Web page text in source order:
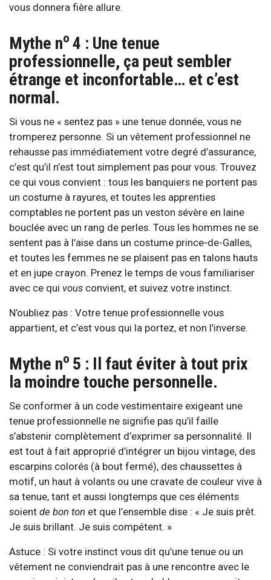
vous donnera fière allure.
Mythe no 4 : Une tenue
professionnelle, ça peut sembler
étrange et inconfortable… et c’est
normal.
Si vous ne « sentez pas » une tenue donnée, vous ne
tromperez personne. Si un vêtement professionnel ne
rehausse pas immédiatement votre degré d’assurance,
c’est qu’il n’est tout simplement pas pour vous. Trouvez
ce qui vous convient : tous les banquiers ne portent pas
un costume à rayures, et toutes les apprenties
comptables ne portent pas un veston sévère en laine
bouclée avec un rang de perles. Tous les hommes ne se
sentent pas à l’aise dans un costume prince‑de-Galles,
et toutes les femmes ne se plaisent pas en talons hauts
et en jupe crayon. Prenez le temps de vous familiariser
avec ce qui vous convient, et suivez votre instinct.
N’oubliez pas : Votre tenue professionnelle vous
appartient, et c’est vous qui la portez, et non l’inverse.
Mythe no 5 : Il faut éviter à tout prix
la moindre touche personnelle.
Se conformer à un code vestimentaire exigeant une
tenue professionnelle ne signifie pas qu’il faille
s’abstenir complètement d’exprimer sa personnalité. Il
est tout à fait approprié d’intégrer un bijou vintage, des
escarpins colorés (à bout fermé), des chaussettes à
motif, un haut à volants ou une cravate de couleur vive à
sa tenue, tant et aussi longtemps que ces éléments
soient de bon ton et que l’ensemble dise : « Je suis prêt.
Je suis brillant. Je suis compétent. »
Astuce : Si votre instinct vous dit qu’une tenue ou un
vêtement ne conviendrait pas à une rencontre avec le